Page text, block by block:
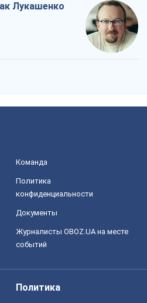
Лукашенко
Команда
Политика
конфиденциальности
Документы
Журналисты OBOZ.UA на месте
событий
Политика